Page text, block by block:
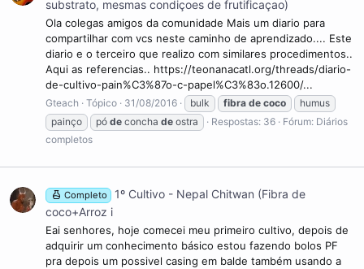
substrato, mesmas condiçoes de frutificaçao)
Ola colegas amigos da comunidade Mais um diario para
compartilhar com vcs neste caminho de aprendizado.... Este
diario e o terceiro que realizo com similares procedimentos..
Aqui as referencias.. https://teonanacatl.org/threads/diario-
de-cultivo-pain%C3%87o-c-papel%C3%83o.12600/...
Gteach Tópico 31/08/2016 bulk fibra de coco
humus
painço
pó de concha de ostra Respostas: 36 Fórum: Diários
completos
Completo
1º Cultivo - Nepal Chitwan (Fibra de
coco+Arroz i
Eai senhores, hoje comecei meu primeiro cultivo, depois de
adquirir um conhecimento básico estou fazendo bolos PF
pra depois um possivel casing em balde também usando a